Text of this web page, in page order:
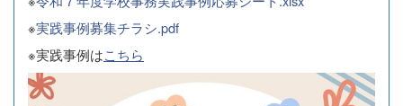
※実践事例募集チラシ.pdf
※実践事例はこちら